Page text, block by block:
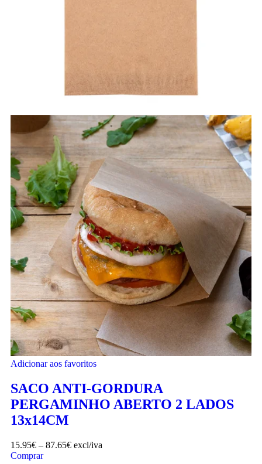
Adicionar aos favoritos
SACO ANTI-GORDURA
PERGAMINHO ABERTO 2 LADOS
13x14CM
15.95€ – 87.65€ excl/iva
Comprar